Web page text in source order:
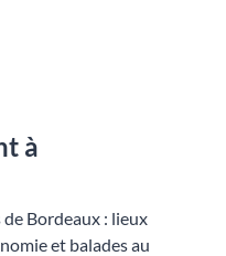
à
Bordeaux : lieux
et balades au